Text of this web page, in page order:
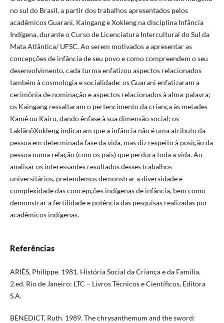
no sul do Brasil, a partir dos trabalhos apresentados pelos
acadêmicos Guarani, Kaingang e Xokleng na disciplina Infância
Indígena, durante o Curso de Licenciatura Intercultural do Sul da
Mata Atlântica/ UFSC. Ao serem motivados a apresentar as
concepções de infância de seu povo e como compreendem o seu
desenvolvimento, cada turma enfatizou aspectos relacionados
também à cosmologia e socialidade: os Guarani enfatizaram a
cerimônia de nominação e aspectos relacionados à alma-palavra;
os Kaingang ressaltaram o pertencimento da criança às metades
Kamê ou Kairu, dando ênfase à sua dimensão social; os
LaklãnõXokleng indicaram que a infância não é uma atributo da
pessoa em determinada fase da vida, mas diz respeito à posição da
pessoa numa relação (com os pais) que perdura toda a vida. Ao
analisar os interessantes resultados desses trabalhos
universitários, pretendemos demonstrar a diversidade e
complexidade das concepções indígenas de infância, bem como
demonstrar a fertilidade e potência das pesquisas realizadas por
acadêmicos indígenas.
Referências
ARIÈS, Philippe. 1981. História Social da Criança e da Família.
2.ed. Rio de Janeiro: LTC – Livros Técnicos e Científicos, Editora
S.A.
BENEDICT, Ruth. 1989. The chrysanthemum and the sword: